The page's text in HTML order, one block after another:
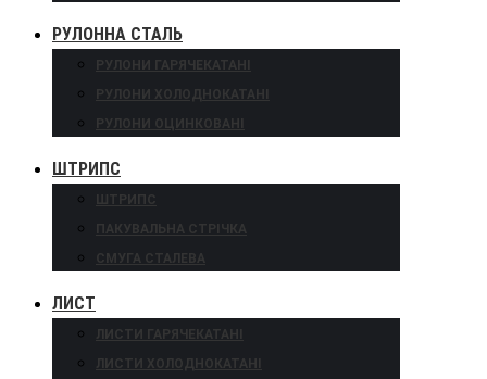
РУЛОННА СТАЛЬ
РУЛОНИ ГАРЯЧЕКАТАНІ
РУЛОНИ ХОЛОДНОКАТАНІ
РУЛОНИ ОЦИНКОВАНІ
ШТРИПС
ШТРИПС
ПАКУВАЛЬНА СТРІЧКА
СМУГА СТАЛЕВА
ЛИСТ
ЛИСТИ ГАРЯЧЕКАТАНІ
ЛИСТИ ХОЛОДНОКАТАНІ